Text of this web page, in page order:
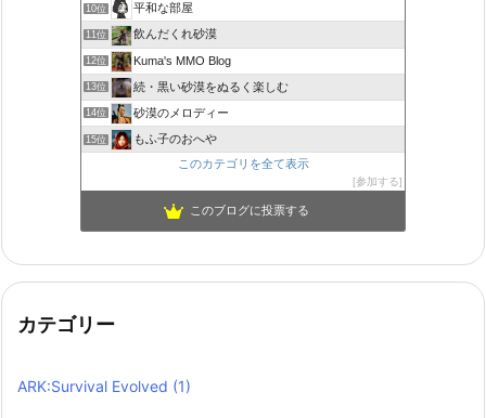
10位 平和な部屋
11位 飲んだくれ砂漠
12位 Kuma's MMO Blog
13位 続・黒い砂漠をぬるく楽しむ
14位 砂漠のメロディー
15位
もふ子のおへや
このカテゴリを全て表示
参加する
このブログに投票する
カテゴリー
ARK:Survival Evolved (1)